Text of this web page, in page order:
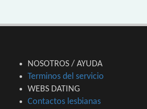
NOSOTROS / AYUDA
Terminos del servicio
WEBS DATING
Contactos lesbianas